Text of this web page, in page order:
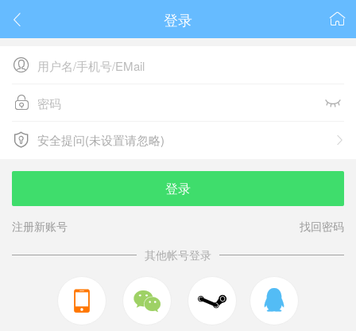
 
登录

 
 
安全提问(未设置请忽略)
安全提问(未设置请忽略)
登录
注册新账号
找回密码
其他帐号登录
  